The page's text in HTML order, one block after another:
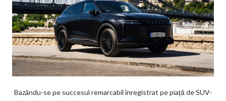
Bazându-se pe succesul remarcabil înregistrat pe piață de SUV-